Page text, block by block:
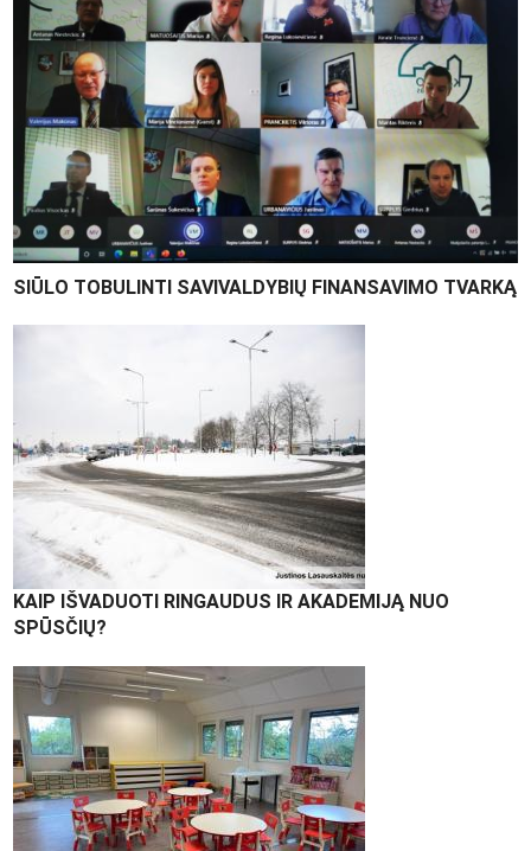
SIŪLO TOBULINTI SAVIVALDYBIŲ FINANSAVIMO TVARKĄ
KAIP IŠVADUOTI RINGAUDUS IR AKADEMIJĄ NUO
SPŪSČIŲ?